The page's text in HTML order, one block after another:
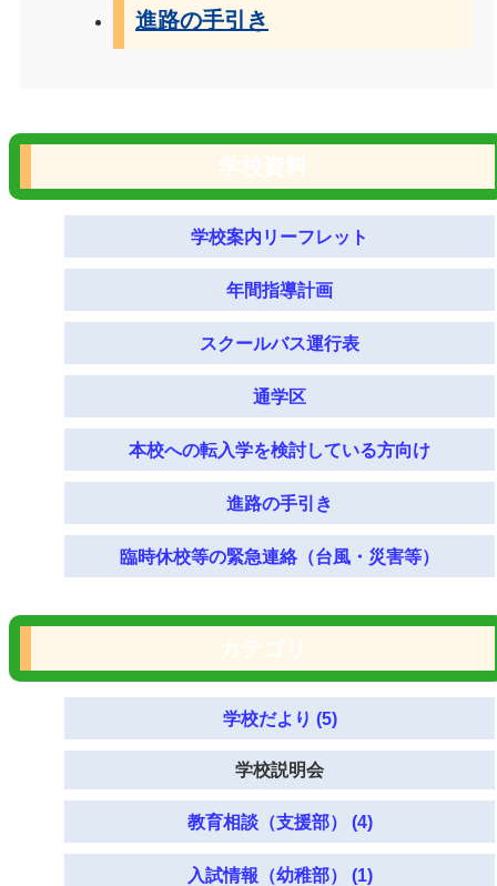
進路の手引き
学校案内リーフレット
年間指導計画
スクールバス運行表
通学区
本校への転入学を検討している方向け
進路の手引き
臨時休校等の緊急連絡（台風・災害等）
学校だより (5)
学校説明会
教育相談（支援部） (4)
入試情報（幼稚部） (1)